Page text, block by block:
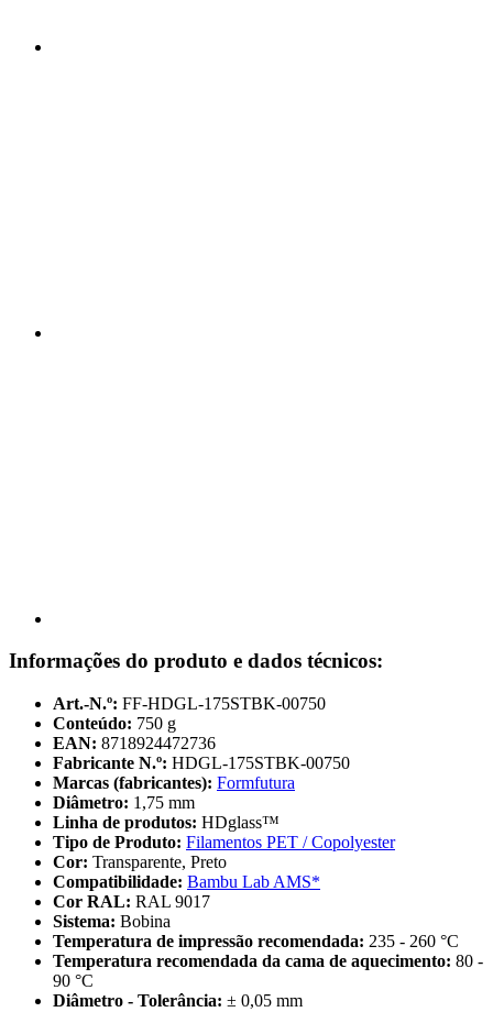
Informações do produto e dados técnicos:
Art.-N.º: FF-HDGL-175STBK-00750
Conteúdo: 750 g
EAN: 8718924472736
Fabricante N.º: HDGL-175STBK-00750
Marcas (fabricantes): Formfutura
Diâmetro: 1,75 mm
Linha de produtos: HDglass™
Tipo de Produto: Filamentos PET / Copolyester
Cor: Transparente, Preto
Compatibilidade: Bambu Lab AMS*
Cor RAL: RAL 9017
Sistema: Bobina
Temperatura de impressão recomendada: 235 - 260 °C
Temperatura recomendada da cama de aquecimento: 80 -
90 °C
Diâmetro - Tolerância: ± 0,05 mm